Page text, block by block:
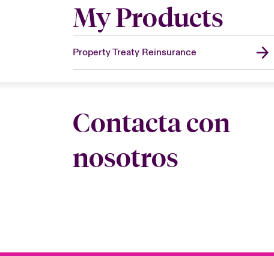
My Products
Property Treaty Reinsurance
Contacta con
nosotros